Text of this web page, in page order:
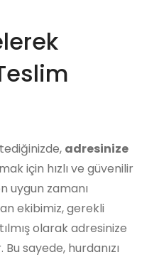
adresinize
için hızlı ve güvenilir
uygun zamanı
ekibimiz, gerekli
olarak adresinize
sayede, hurdanızı